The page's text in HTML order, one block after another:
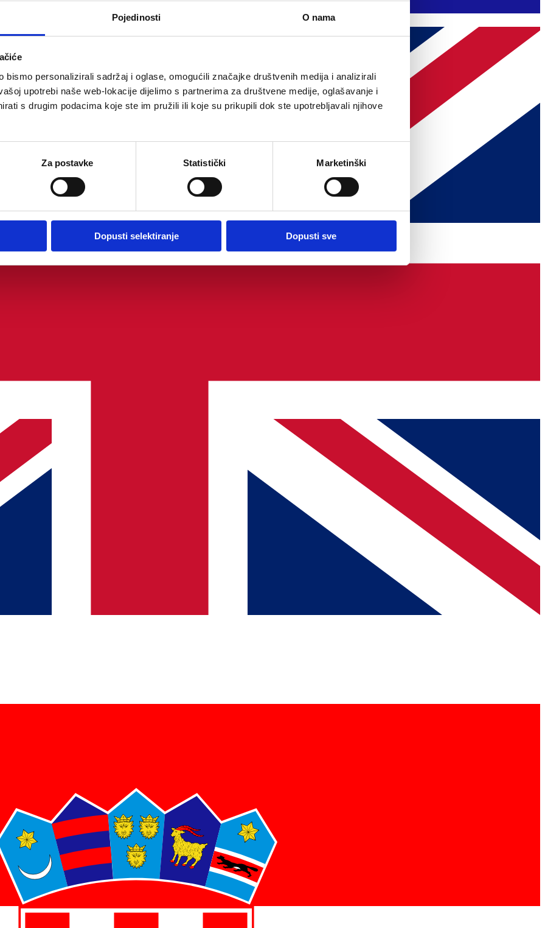
Pojedinosti O nama
bismo personalizirali sadržaj i oglase, omogućili značajke društvenih medija i analizirali
upotrebi naše web-lokacije dijelimo s partnerima za društvene medije, oglašavanje i
s drugim podacima koje ste im pružili ili koje su prikupili dok ste upotrebljavali njihove
Za postavke Statistički Marketinški
Dopusti selektiranje Dopusti sve